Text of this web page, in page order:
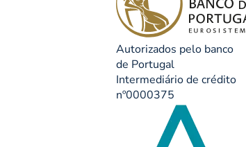
Autorizados pelo banco
de Portugal
Intermediário de crédito
nº0000375